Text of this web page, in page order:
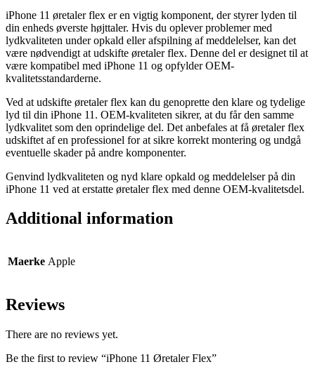
iPhone 11 øretaler flex er en vigtig komponent, der styrer lyden til
din enheds øverste højttaler. Hvis du oplever problemer med
lydkvaliteten under opkald eller afspilning af meddelelser, kan det
være nødvendigt at udskifte øretaler flex. Denne del er designet til at
være kompatibel med iPhone 11 og opfylder OEM-
kvalitetsstandarderne.
Ved at udskifte øretaler flex kan du genoprette den klare og tydelige
lyd til din iPhone 11. OEM-kvaliteten sikrer, at du får den samme
lydkvalitet som den oprindelige del. Det anbefales at få øretaler flex
udskiftet af en professionel for at sikre korrekt montering og undgå
eventuelle skader på andre komponenter.
Genvind lydkvaliteten og nyd klare opkald og meddelelser på din
iPhone 11 ved at erstatte øretaler flex med denne OEM-kvalitetsdel.
Additional information
Maerke Apple
Reviews
There are no reviews yet.
Be the first to review “iPhone 11 Øretaler Flex”